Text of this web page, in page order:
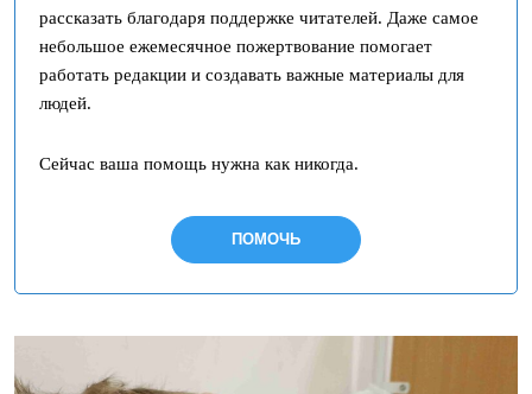
рассказать благодаря поддержке читателей. Даже самое
небольшое ежемесячное пожертвование помогает
работать редакции и создавать важные материалы для
людей.
Сейчас ваша помощь нужна как никогда.
ПОМОЧЬ